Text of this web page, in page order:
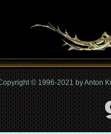
© 1996-2021 by Anton